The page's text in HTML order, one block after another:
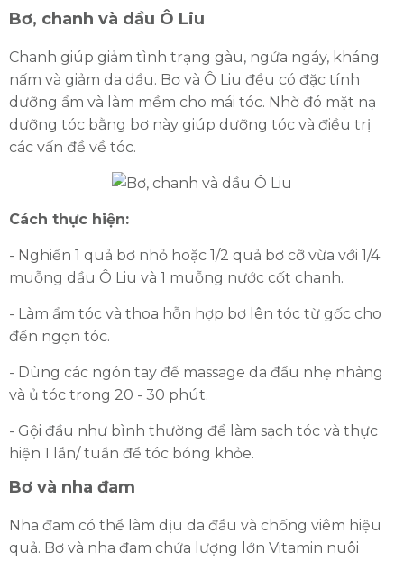
Bơ, chanh và dầu Ô Liu
Chanh giúp giảm tình trạng gàu, ngứa ngáy, kháng
nấm và giảm da dầu. Bơ và Ô Liu đều có đặc tính
dưỡng ẩm và làm mềm cho mái tóc. Nhờ đó mặt nạ
dưỡng tóc bằng bơ này giúp dưỡng tóc và điều trị
các vấn đề về tóc.
Cách thực hiện:
- Nghiền 1 quả bơ nhỏ hoặc 1/2 quả bơ cỡ vừa với 1/4
muỗng dầu Ô Liu và 1 muỗng nước cốt chanh.
- Làm ẩm tóc và thoa hỗn hợp bơ lên tóc từ gốc cho
đến ngọn tóc.
- Dùng các ngón tay để massage da đầu nhẹ nhàng
và ủ tóc trong 20 - 30 phút.
- Gội đầu như bình thường để làm sạch tóc và thực
hiện 1 lần/ tuần để tóc bóng khỏe.
Bơ và nha đam
Nha đam có thể làm dịu da đầu và chống viêm hiệu
quả. Bơ và nha đam chứa lượng lớn Vitamin nuôi